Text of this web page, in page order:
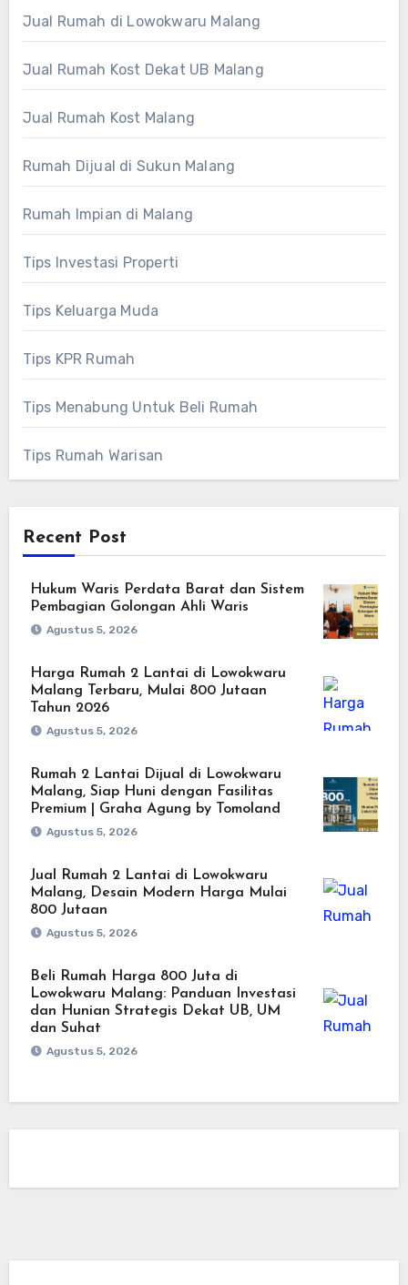
Jual Rumah di Lowokwaru Malang
Jual Rumah Kost Dekat UB Malang
Jual Rumah Kost Malang
Rumah Dijual di Sukun Malang
Rumah Impian di Malang
Tips Investasi Properti
Tips Keluarga Muda
Tips KPR Rumah
Tips Menabung Untuk Beli Rumah
Tips Rumah Warisan
Recent Post
Hukum Waris Perdata Barat dan Sistem
Pembagian Golongan Ahli Waris
Agustus 5, 2026
Harga Rumah 2 Lantai di Lowokwaru
Malang Terbaru, Mulai 800 Jutaan
Tahun 2026
Agustus 5, 2026
Rumah 2 Lantai Dijual di Lowokwaru
Malang, Siap Huni dengan Fasilitas
Premium | Graha Agung by Tomoland
Agustus 5, 2026
Jual Rumah 2 Lantai di Lowokwaru
Malang, Desain Modern Harga Mulai
800 Jutaan
Agustus 5, 2026
Beli Rumah Harga 800 Juta di
Lowokwaru Malang: Panduan Investasi
dan Hunian Strategis Dekat UB, UM
dan Suhat
Agustus 5, 2026